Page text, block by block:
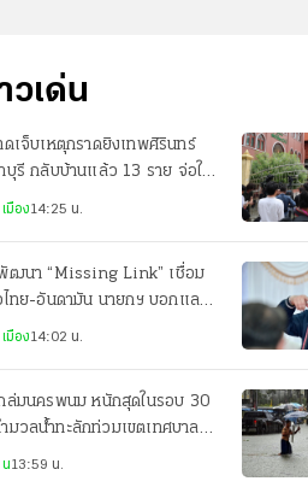
วเด่น
ดเจ็บเหตุกราดยิงเทพศิรินทร์
บุรี กลับบ้านแล้ว 13 ราย จ่อให้
ก 2 ราย
มือง14:25 น.
ฒนา “Missing Link” เชื่อม
ไทย-อันดามัน นายกฯ บอกแลนด์
จ์ค่อยว่ากัน
มือง14:02 น.
ล่มนครพนม หนักสุดในรอบ 30
มวลน้ำทะลักท่วมเขตเทศบาล
13:59 น.